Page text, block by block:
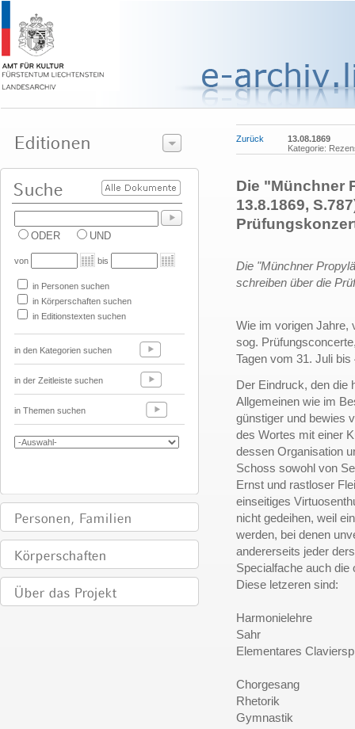
ODER UND
von bis
in Personen suchen
in Körperschaften suchen
in Editionstexten suchen
in den Kategorien suchen
in der Zeitleiste suchen
in Themen suchen
Zurück
13.08.1869
Kategorie:
Die "Münchner
13.8.1869,
Die "Münchner
schreiben über die
Wie im vorigen Jahre,
sog.
Tagen vom 31. Juli
Der Eindruck, den die
Allgemeinen wie im
günstiger und bewies
des Wortes mit einer
dessen Organisation
Schoss sowohl von
Ernst und rastloser
einseitiges
nicht gedeihen, weil
werden, bei denen
andererseits jeder
Specialfache auch die
Diese letzeren sind:
Harmonielehre
Sahr
Elementares
Chorgesang
Rhetorik
Gymnastik